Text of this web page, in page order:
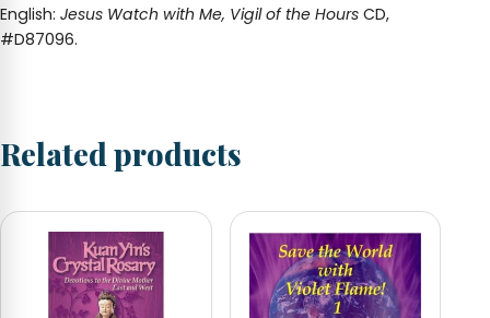
English: Jesus Watch with Me, Vigil of the Hours CD,
#D87096.
Related products